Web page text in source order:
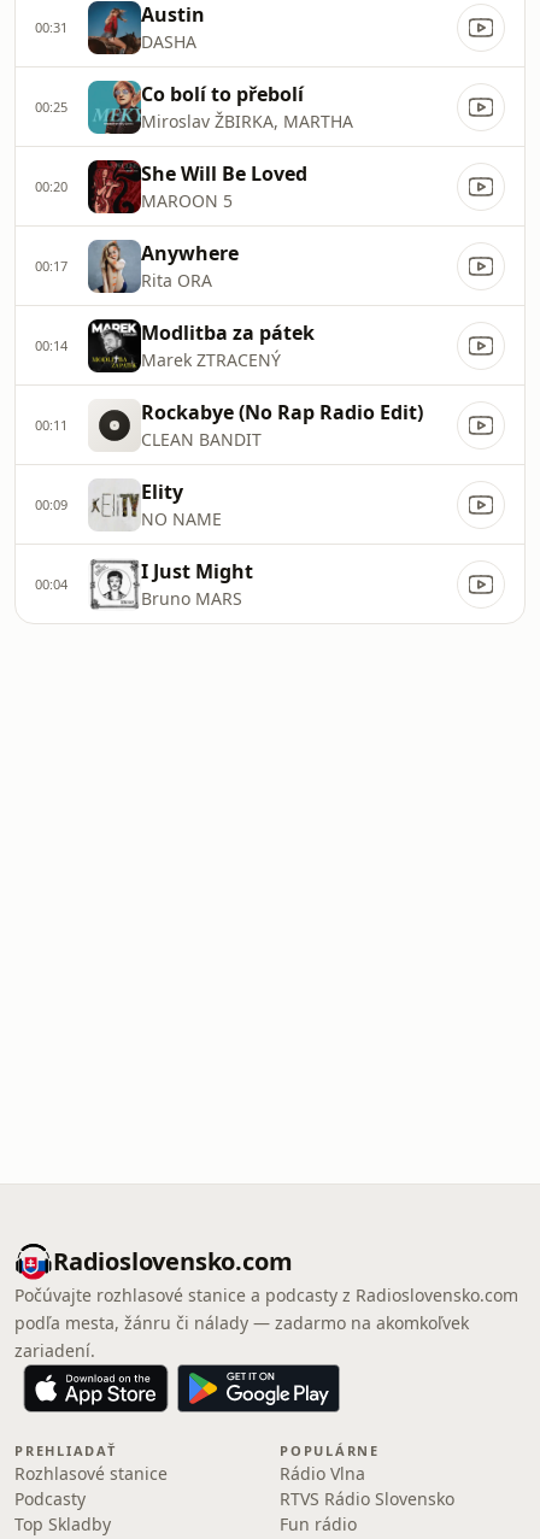
00:31 Austin
DASHA
00:25 Co bolí to přebolí
Miroslav ŽBIRKA, MARTHA
00:20 She Will Be Loved
MAROON 5
00:17 Anywhere
Rita ORA
00:14 Modlitba za pátek
Marek ZTRACENÝ
00:11 Rockabye (No Rap Radio Edit)
CLEAN BANDIT
00:09 Elity
NO NAME
00:04 I Just Might
Bruno MARS
Radioslovensko.com
Počúvajte rozhlasové stanice a podcasty z Radioslovensko.com
podľa mesta, žánru či nálady — zadarmo na akomkoľvek
zariadení.
PREHLIADAŤ
Rozhlasové stanice
Podcasty
Top Skladby
POPULÁRNE
Rádio Vlna
RTVS Rádio Slovensko
Fun rádio